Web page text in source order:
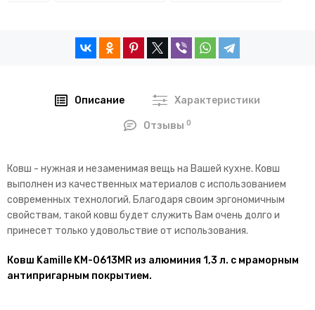
Описание Характеристики
Отзывы0
Ковш - нужная и незаменимая вещь на Вашей кухне. Ковш
выполнен из качественных материалов с использованием
современных технологий. Благодаря своим эргономичным
свойствам, такой ковш будет служить Вам очень долго и
принесет только удовольствие от использования.
Ковш Kamille KM-0613MR из алюминия 1,3 л. с мраморным
антипригарным покрытием.